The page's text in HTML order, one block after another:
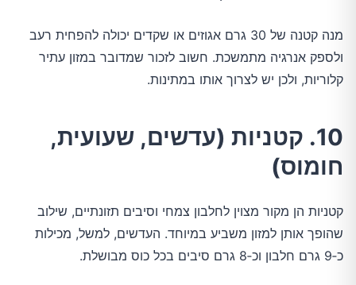
מנה קטנה של 30 גרם אגוזים או שקדים יכולה להפחית רעב
ולספק אנרגיה מתמשכת. חשוב לזכור שמדובר במזון עתיר
קלוריות, ולכן יש לצרוך אותו במתינות.
10. קטניות (עדשים, שעועית,
חומוס)
קטניות הן מקור מצוין לחלבון צמחי וסיבים תזונתיים, שילוב
שהופך אותן למזון משביע במיוחד. העדשים, למשל, מכילות
כ‑9 גרם חלבון וכ‑8 גרם סיבים בכל כוס מבושלת.